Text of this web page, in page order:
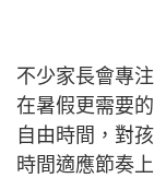
不少家長會專
在暑假更需要
自由時間，對
時間適應節奏